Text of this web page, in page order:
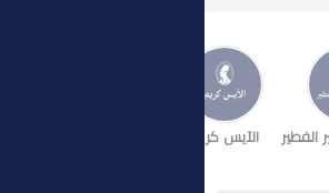
الفطير الآيس كريم